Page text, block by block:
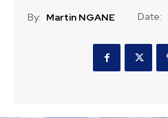
By: Martin NGANE Date: